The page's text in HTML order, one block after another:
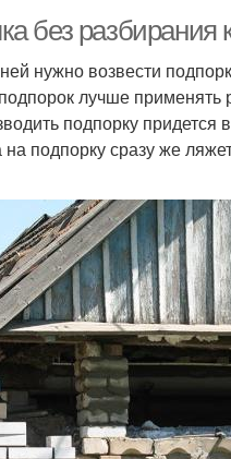
без
нужно возвести
лучше
подпорку придется
подпорку сразу же